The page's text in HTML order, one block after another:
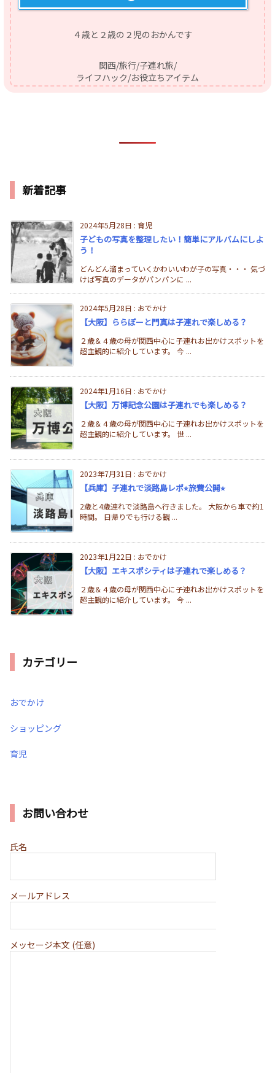
４歳と２歳の２児のおかんです
関西/旅行/子連れ旅/
ライフハック/お役立ちアイテム
新着記事
2024年5月28日 : 育児
子どもの写真を整理したい！簡単にアルバムにしよ
う！
どんどん溜まっていくかわいいわが子の写真・・・ 気づ
けば写真のデータがパンパンに ...
2024年5月28日 : おでかけ
【大阪】ららぽーと門真は子連れで楽しめる？
２歳＆４歳の母が関西中心に子連れお出かけスポットを
超主観的に紹介しています。 今 ...
2024年1月16日 : おでかけ
【大阪】万博記念公園は子連れでも楽しめる？
２歳＆４歳の母が関西中心に子連れお出かけスポットを
超主観的に紹介しています。 世 ...
2023年7月31日 : おでかけ
【兵庫】子連れで淡路島レポ⭐︎旅費公開⭐︎
2歳と4歳連れで淡路島へ行きました。 大阪から車で約1
時間。 日帰りでも行ける観 ...
2023年1月22日 : おでかけ
【大阪】エキスポシティは子連れで楽しめる？
２歳＆４歳の母が関西中心に子連れお出かけスポットを
超主観的に紹介しています。 今 ...
カテゴリー
おでかけ
ショッピング
育児
お問い合わせ
氏名
メールアドレス
メッセージ本文 (任意)